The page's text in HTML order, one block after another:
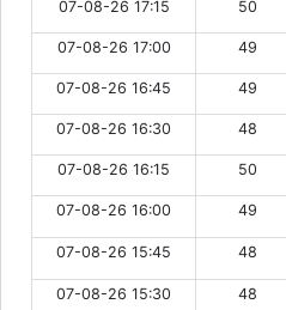
07-08-26 17:15 50
07-08-26 17:00 49
07-08-26 16:45 49
07-08-26 16:30 48
07-08-26 16:15 50
07-08-26 16:00 49
07-08-26 15:45 48
07-08-26 15:30 48